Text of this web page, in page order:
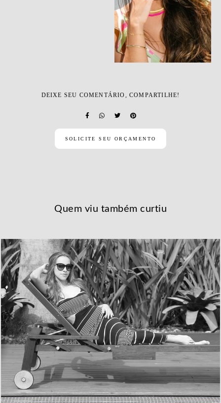
DEIXE SEU COMENTÁRIO, COMPARTILHE!
SOLICITE SEU ORÇAMENTO
Quem viu também curtiu
2861 16